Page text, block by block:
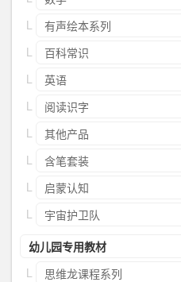
有声绘本系列
百科常识
英语
阅读识字
其他产品
含笔套装
启蒙认知
宇宙护卫队
幼儿园专用教材
思维龙课程系列